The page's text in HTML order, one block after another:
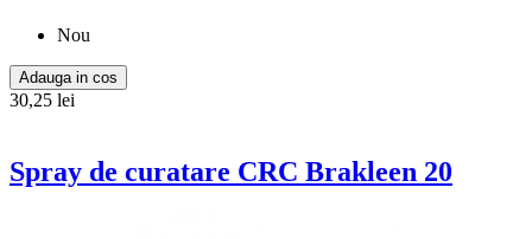
Nou
Adauga in cos
30,25 lei
Spray de curatare CRC Brakleen 20